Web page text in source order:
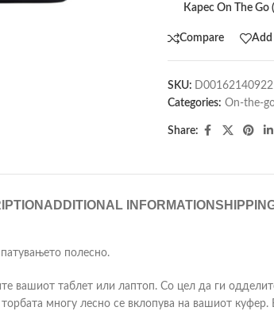
Карес On The Go
Compare Add
SKU: D00162140922
Categories: On-the-
Share:
ADDITIONAL INFORMATION
полесно.
вашиот таблет или лаптоп. Со цел да ги
многу лесно се вклопува на вашиот